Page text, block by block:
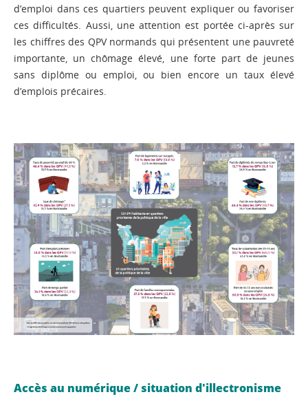
d’emploi dans ces quartiers peuvent expliquer ou favoriser
ces difficultés. Aussi, une attention est portée ci-après sur
les chiffres des QPV normands qui présentent une pauvreté
importante, un chômage élevé, une forte part de jeunes
sans diplôme ou emploi, ou bien encore un taux élevé
d’emplois précaires.
Accès au numérique / situation d'illectronisme